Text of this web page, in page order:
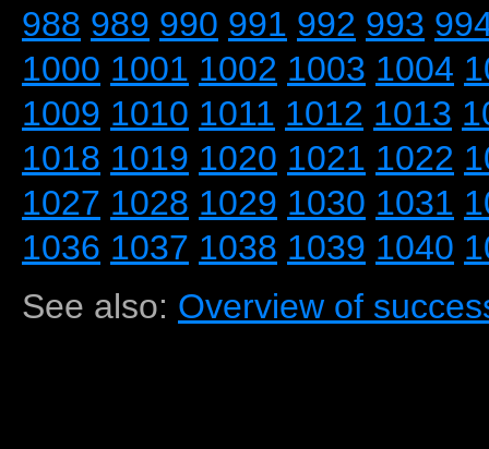
988 989 990 991 992 993
1000 1001 1002 1003 1004
1009 1010 1011 1012 1013
1018 1019 1020 1021 1022
1027 1028 1029 1030 1031
1036 1037 1038 1039 1040
See also: Overview of